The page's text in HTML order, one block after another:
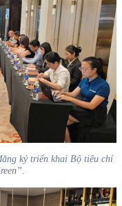
ký triển khai Bộ tiêu chí